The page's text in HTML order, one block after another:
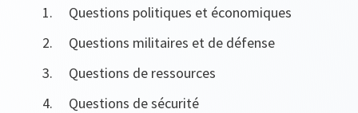
Questions politiques et économiques
Questions militaires et de défense
Questions de ressources
Questions de sécurité